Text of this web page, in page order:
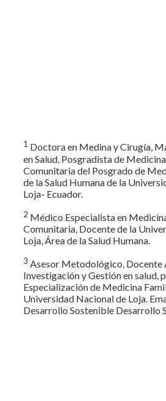
1 Doctora en Medina y Cirugía,
en Salud, Posgradista de
Comunitaria del Posgrado de
de la Salud Humana de la
Loja- Ecuador.
2 Médico Especialista en
Comunitaria, Docente de la
Loja, Área de la Salud Humana.
3 Asesor Metodológico, Docente
Investigación y Gestión en salud,
Especialización de Medicina
Universidad Nacional de Loja.
Desarrollo Sostenible Desarrollo